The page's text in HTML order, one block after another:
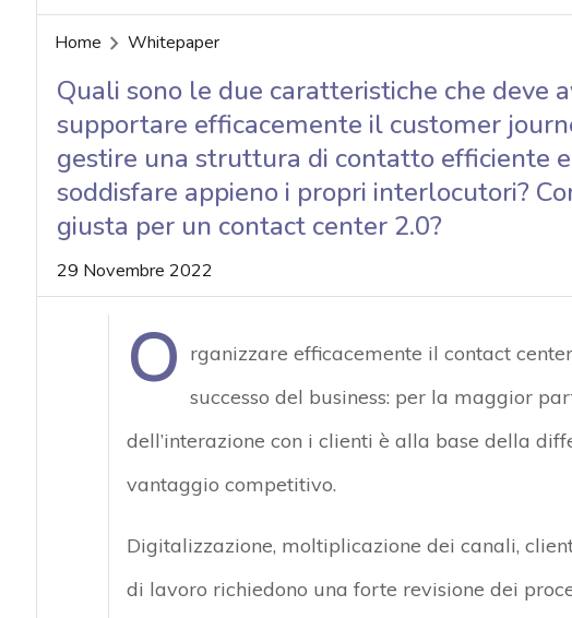
Home Whitepaper
Quali sono le due caratteristiche che deve
supportare efficacemente il customer
gestire una struttura di contatto efficiente
soddisfare appieno i propri interlocutori?
giusta per un contact center 2.0?
29 Novembre 2022
O rganizzare efficacemente il contact
successo del business: per la maggior
dell’interazione con i clienti è alla base della
vantaggio competitivo.
Digitalizzazione, moltiplicazione dei canali,
di lavoro richiedono una forte revisione dei